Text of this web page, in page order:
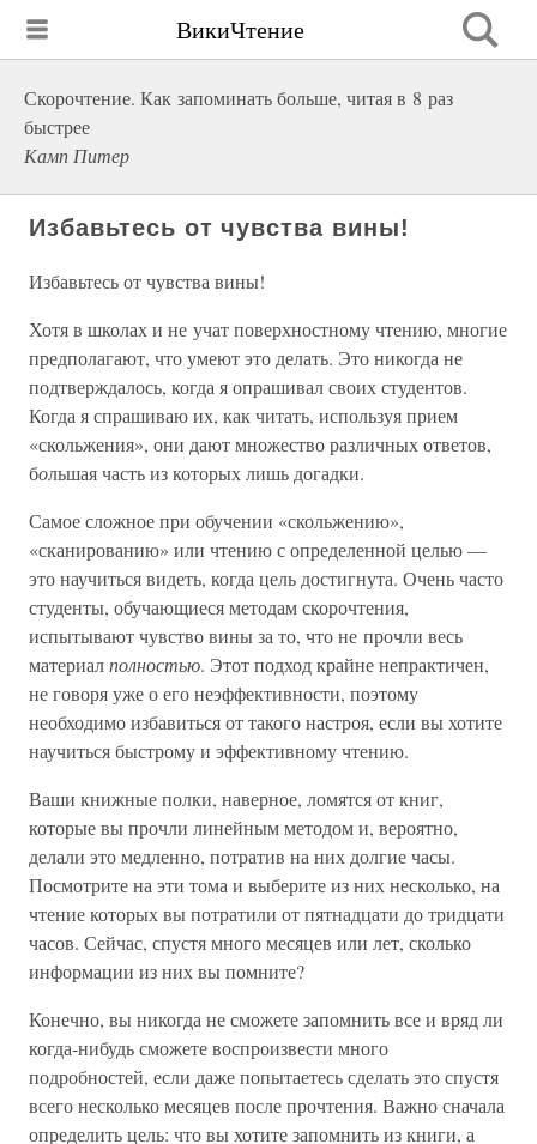
ВикиЧтение
Скорочтение. Как запоминать больше, читая в 8 раз
быстрее
Камп Питер
Избавьтесь от чувства вины!
Избавьтесь от чувства вины!
Хотя в школах и не учат поверхностному чтению, многие
предполагают, что умеют это делать. Это никогда не
подтверждалось, когда я опрашивал своих студентов.
Когда я спрашиваю их, как читать, используя прием
«скольжения», они дают множество различных ответов,
большая часть из которых лишь догадки.
Самое сложное при обучении «скольжению»,
«сканированию» или чтению с определенной целью —
это научиться видеть, когда цель достигнута. Очень часто
студенты, обучающиеся методам скорочтения,
испытывают чувство вины за то, что не прочли весь
материалполностью. Этот подход крайне непрактичен,
не говоря уже о его неэффективности, поэтому
необходимо избавиться от такого настроя, если вы хотите
научиться быстрому и эффективному чтению.
Ваши книжные полки, наверное, ломятся от книг,
которые вы прочли линейным методом и, вероятно,
делали это медленно, потратив на них долгие часы.
Посмотрите на эти тома и выберите из них несколько, на
чтение которых вы потратили от пятнадцати до тридцати
часов. Сейчас, спустя много месяцев или лет, сколько
информации из них вы помните?
Конечно, вы никогда не сможете запомнить все и вряд ли
когда-нибудь сможете воспроизвести много
подробностей, если даже попытаетесь сделать это спустя
всего несколько месяцев после прочтения. Важно сначала
определить цель: что вы хотите запомнить из книги, а